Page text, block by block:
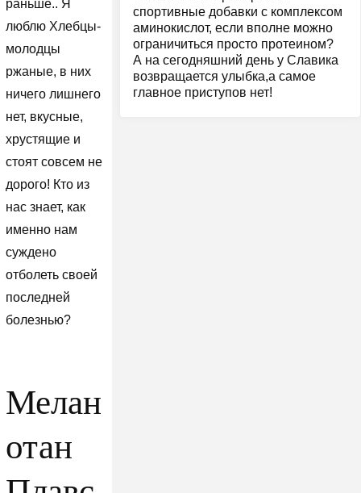
раньше.. Я
люблю Хлебцы-
молодцы
ржаные, в них
ничего лишнего
нет, вкусные,
хрустящие и
стоят совсем не
дорого! Кто из
нас знает, как
именно нам
суждено
отболеть своей
последней
болезнью?
Мелан
отан
спортивные добавки с комплексом
аминокислот, если вполне можно
ограничиться просто протеином?
А на сегодняшний день у Славика
возвращается улыбка,а самое
главное приступов нет!